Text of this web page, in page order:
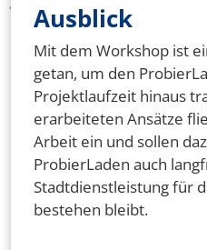
Ausblick
Mit dem Workshop ist
getan, um den
Projektlaufzeit hinaus
erarbeiteten Ansätze
Arbeit ein und sollen
ProbierLaden auch
Stadtdienstleistung für
bestehen bleibt.